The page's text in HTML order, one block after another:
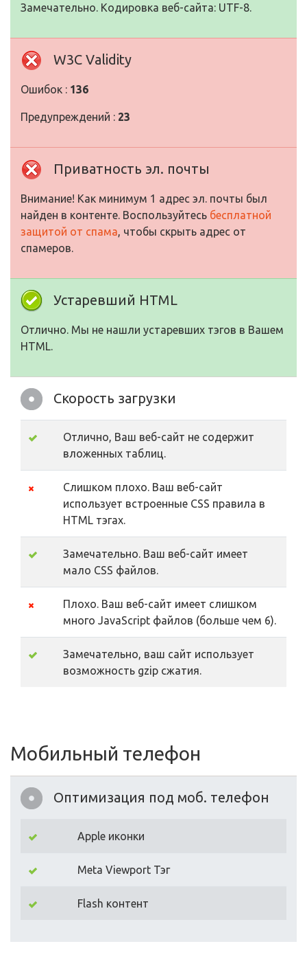
Замечательно. Кодировка веб-сайта: UTF-8.
W3C Validity
Ошибок : 136
Предупреждений : 23
Приватность эл. почты
Внимание! Как минимум 1 адрес эл. почты был
найден в контенте. Воспользуйтесь бесплатной
защитой от спама, чтобы скрыть адрес от
спамеров.
Устаревший HTML
Отлично. Мы не нашли устаревших тэгов в Вашем
HTML.
Скорость загрузки
Отлично, Ваш веб-сайт не содержит
вложенных таблиц.
Слишком плохо. Ваш веб-сайт
использует встроенные CSS правила в
HTML тэгах.
Замечательно. Ваш веб-сайт имеет
мало CSS файлов.
Плохо. Ваш веб-сайт имеет слишком
много JavaScript файлов (больше чем 6).
Замечательно, ваш сайт использует
возможность gzip сжатия.
Мобильный телефон
Оптимизация под моб. телефон
Apple иконки
Meta Viewport Тэг
Flash контент